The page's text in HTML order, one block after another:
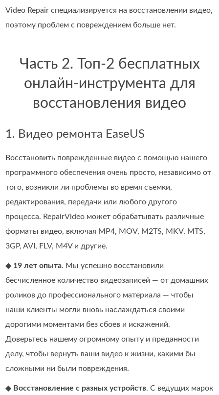
Video Repair специализируется на восстановлении видео,
поэтому проблем с повреждением больше нет.
Часть 2. Топ-2 бесплатных
онлайн-инструмента для
восстановления видео
1. Видео ремонта EaseUS
Восстановить поврежденные видео с помощью нашего
программного обеспечения очень просто, независимо от
того, возникли ли проблемы во время съемки,
редактирования, передачи или любого другого
процесса. RepairVideo может обрабатывать различные
форматы видео, включая MP4, MOV, M2TS, MKV, MTS,
3GP, AVI, FLV, M4V и другие.
◆ 19 лет опыта. Мы успешно восстановили
бесчисленное количество видеозаписей — от домашних
роликов до профессионального материала — чтобы
наши клиенты могли вновь наслаждаться своими
дорогими моментами без сбоев и искажений.
Доверьтесь нашему огромному опыту и преданности
делу, чтобы вернуть ваши видео к жизни, какими бы
сложными ни были повреждения.
◆ Восстановление с разных устройств. С ведущих марок